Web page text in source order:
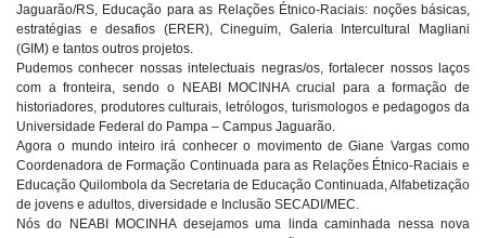
Jaguarão/RS, Educação para as Relações Étnico-Raciais: noções básicas,
estratégias e desafios (ERER), Cineguim, Galeria Intercultural Magliani
(GIM) e tantos outros projetos.
Pudemos conhecer nossas intelectuais negras/os, fortalecer nossos laços
com a fronteira, sendo o NEABI MOCINHA crucial para a formação de
historiadores, produtores culturais, letrólogos, turismologos e pedagogos da
Universidade Federal do Pampa – Campus Jaguarão.
Agora o mundo inteiro irá conhecer o movimento de Giane Vargas como
Coordenadora de Formação Continuada para as Relações Étnico-Raciais e
Educação Quilombola da Secretaria de Educação Continuada, Alfabetização
de jovens e adultos, diversidade e Inclusão SECADI/MEC.
Nós do NEABI MOCINHA desejamos uma linda caminhada nessa nova